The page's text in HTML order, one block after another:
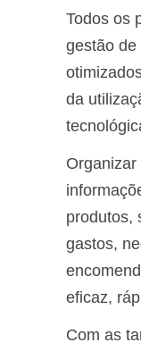
Todos os
gestão de
da
produtos,
gastos,
eficaz,
Com as